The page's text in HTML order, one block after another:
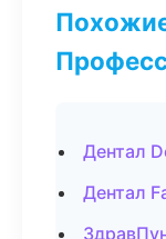
Дентал
Дентал